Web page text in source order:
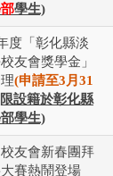
學生)
度「彰化縣淡
友會獎學⾦」
(申請⾄3⽉31
設籍於彰化縣
學生)
友會新春團拜
賽熱鬧登場